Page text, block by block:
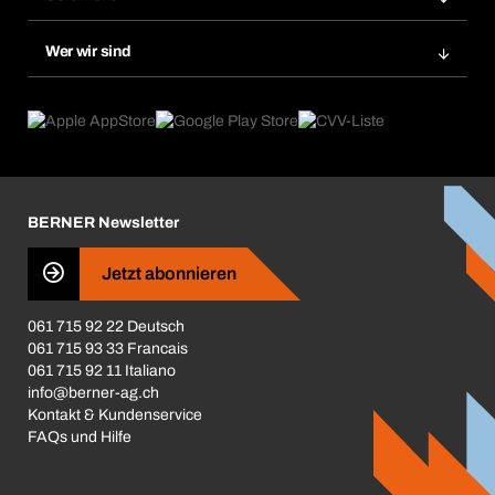
Nachbestellung
Dauerauftrag
Gefahrenstoffdatenbank
eProcurement
Produktfinder
Wer wir sind
Was uns antreibt
Business Conduct
BERNER Newsletter
Jetzt abonnieren
061 715 92 22 Deutsch
061 715 93 33 Francais
061 715 92 11 Italiano
info@berner-ag.ch
Kontakt & Kundenservice
FAQs und Hilfe